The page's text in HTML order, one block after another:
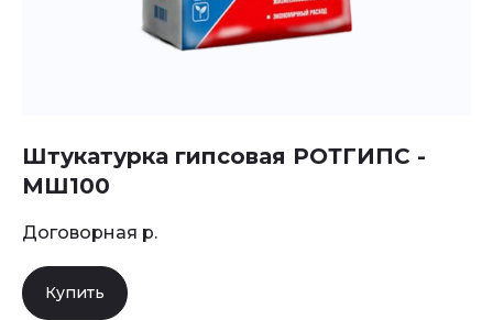
Штукатурка гипсовая РОТГИПС -
МШ100
Договорная р.
Купить